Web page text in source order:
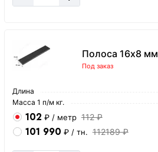
Полоса 16х8 мм
Под заказ
Длина
Масса 1 п/м кг.
102 ₽ / метр 112 ₽
101 990 ₽ / тн. 112189 ₽